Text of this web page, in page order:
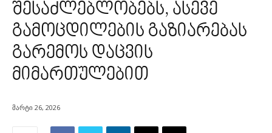
შესაძლებლობებს, ასევე
გამოცდილების გაზიარებას
გარემოს დაცვის
მიმართულებით
მარტი 26, 2026